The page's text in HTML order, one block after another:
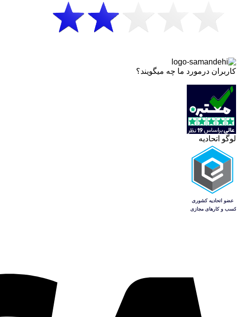
کاربران درمورد ما چه میگویند؟
لوگو اتحادیه